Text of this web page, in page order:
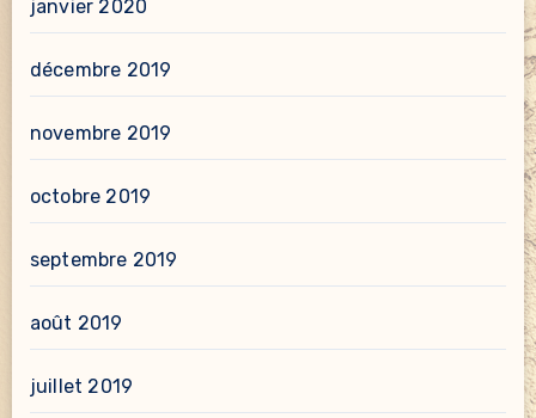
janvier 2020
décembre 2019
novembre 2019
octobre 2019
septembre 2019
août 2019
juillet 2019